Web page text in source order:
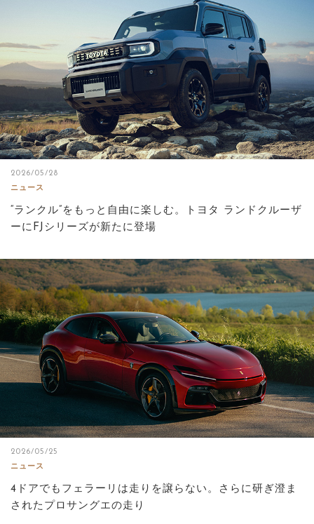
2026/05/28
ニュース
“ランクル”をもっと自由に楽しむ。トヨタ ランドクルーザ
ーにFJシリーズが新たに登場
2026/05/25
ニュース
4ドアでもフェラーリは走りを譲らない。さらに研ぎ澄ま
されたプロサングエの走り